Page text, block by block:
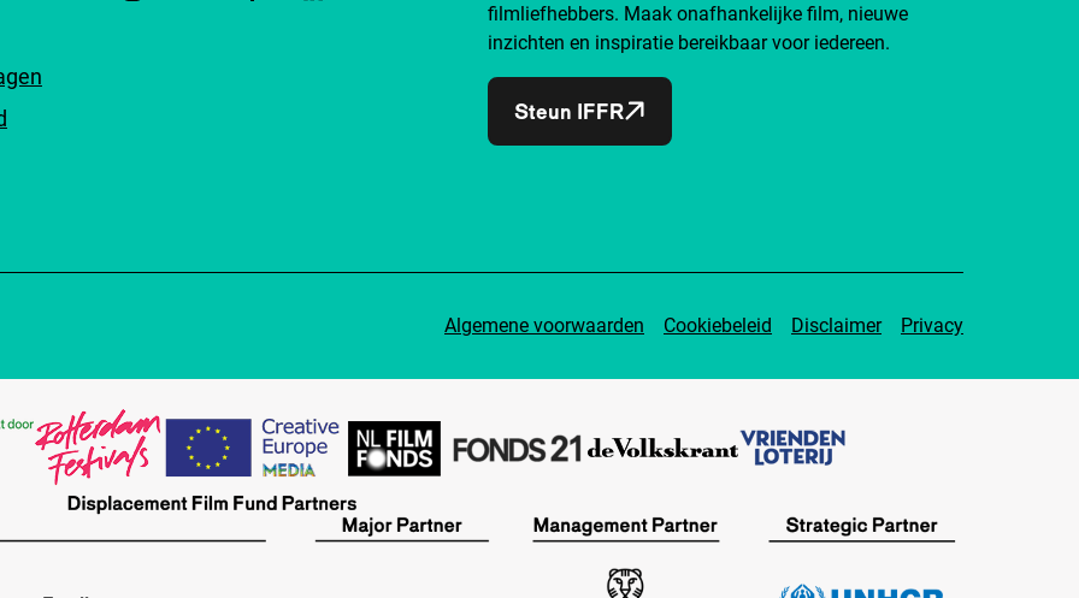
filmliefhebbers. Maak onafhankelijke film, nieuwe
inzichten en inspiratie bereikbaar voor iedereen.
Steun IFFR
Algemene voorwaarden Cookiebeleid Disclaimer Privacy